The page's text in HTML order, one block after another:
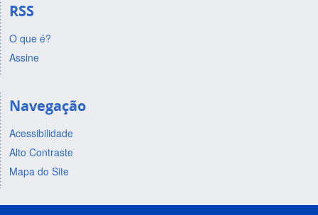
RSS
O que é?
Assine
Navegação
Acessibilidade
Alto Contraste
Mapa do Site